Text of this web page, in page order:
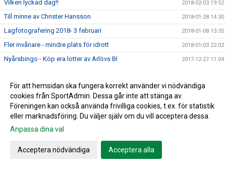
Vilken lyckad dag!! 2018-02-03 19:52
Till minne av Christer Hansson 2018-01-28 14:30
Lagfotografering 2018- 3 februari 2018-01-08 13:35
Fler invånare - mindre plats för idrott 2018-01-03 22:02
Nyårsbingo - Köp era lotter av Arlövs BI 2017-12-27 11:04
Årets Julhälsning 2017-12-19 14:59
Bingolottos uppesittarekväll 23/12 2017-12-19 13:41
December dragningen för medlemslotteriet 2017-12-18 15:42
MFFs Sommarakademi-Dax att anmäla sig!
Utdelning från Gräsroten- Hjälp oss...
För att hemsidan ska fungera korrekt använder vi nödvändiga
cookies från SportAdmin. Dessa går inte att stänga av.
Föreningen kan också använda frivilliga cookies, t.ex. för statistik
eller marknadsföring. Du väljer själv om du vill acceptera dessa.
Anpassa dina val
Acceptera nödvändiga Acceptera alla